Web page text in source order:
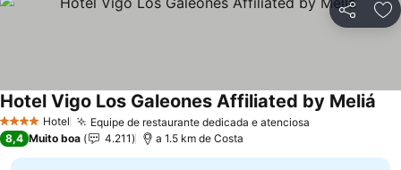
Partilhar
4 EstrelasHotel Equipe de restaurante dedicada e atenciosa
Hotel Vigo Los Galeones Affiliated by Meliá
8,4 Muito boa 4.211 a 1.5 km de Costa